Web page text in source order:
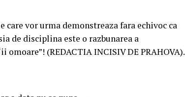
care vor urma demonstreaza fara echivoc ca
de disciplina este o razbunarea a
(REDACTIA INCISIV DE PRAHOVA).